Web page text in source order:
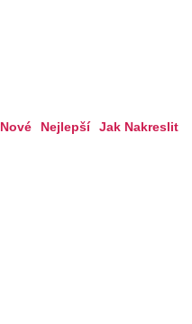
Nové Nejlepší Jak Nakreslit